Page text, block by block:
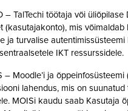
– TalTechi töötaja või üliõpilase
(kasutajakonto), mis võimaldab
ja turvalise autentimissüsteemi
IKT ressurssidele.
– Moodle’i ja õppeinfosüsteemi
lahendus, mis on suunatud
MOISi kaudu saab Kasutaja